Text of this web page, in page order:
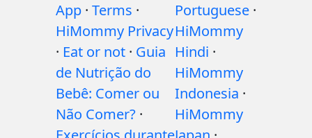
App · Terms ·
HiMommy Privacy
· Eat or not · Guia
de Nutrição do
Bebê: Comer ou
Não Comer? ·
Portuguese ·
HiMommy
Hindi ·
HiMommy
Indonesia ·
HiMommy